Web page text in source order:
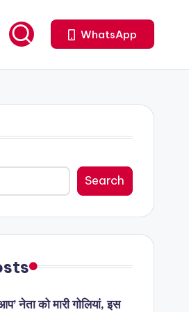
WhatsApp
Search
नेता को मारी गोलियां, इस